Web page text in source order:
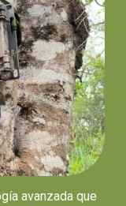
avanzada que